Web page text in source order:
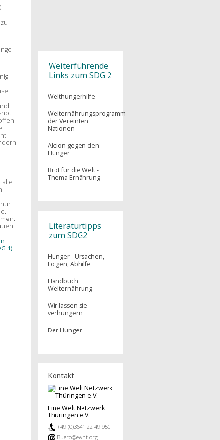
alle
1)
Weiterführende
Links zum SDG 2
Welthungerhilfe
Welternährungsprogramm
der Vereinten
Nationen
Aktion gegen den
Hunger
Brot für die Welt -
Thema Ernährung
Literaturtipps
zum SDG2
Hunger - Ursachen,
Folgen, Abhilfe
Handbuch
Welternährung
Wir lassen sie
verhungern
Der Hunger
Kontakt
Eine Welt Netzwerk
Thüringen e.V.
+49 (0)3641 22 49 950
Buero@ewnt.org